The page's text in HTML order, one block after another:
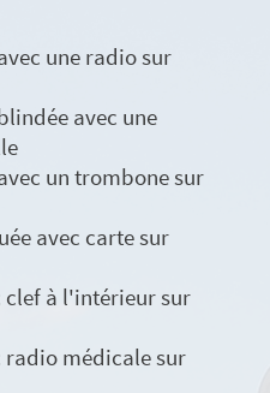
une radio sur
avec une
un trombone sur
avec carte sur
à l'intérieur sur
médicale sur